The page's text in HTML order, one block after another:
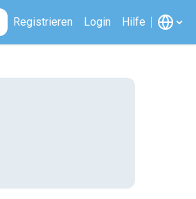
Registrieren Login Hilfe